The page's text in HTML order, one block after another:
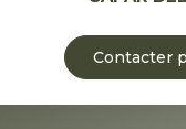
Contacter